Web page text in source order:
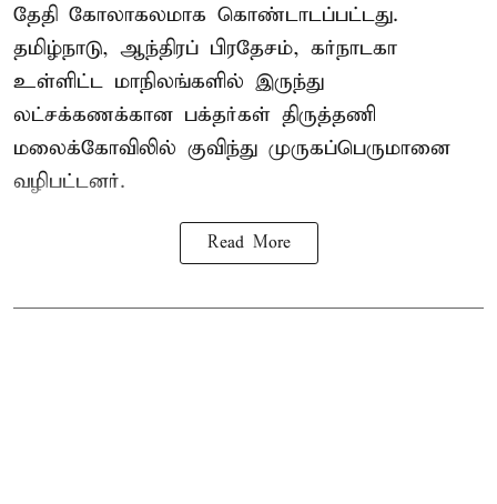
தேதி கோலாகலமாக கொண்டாடப்பட்டது.
தமிழ்நாடு, ஆந்திரப் பிரதேசம், கர்நாடகா
உள்ளிட்ட மாநிலங்களில் இருந்து
லட்சக்கணக்கான பக்தர்கள் திருத்தணி
மலைக்கோவிலில் குவிந்து முருகப்பெருமானை
வழிபட்டனர்.
Read More